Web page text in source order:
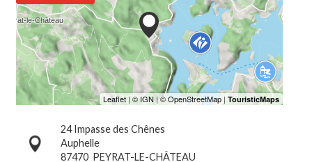
24 Impasse des Chênes
Auphelle
87470 PEYRAT-LE-CHÂTEAU